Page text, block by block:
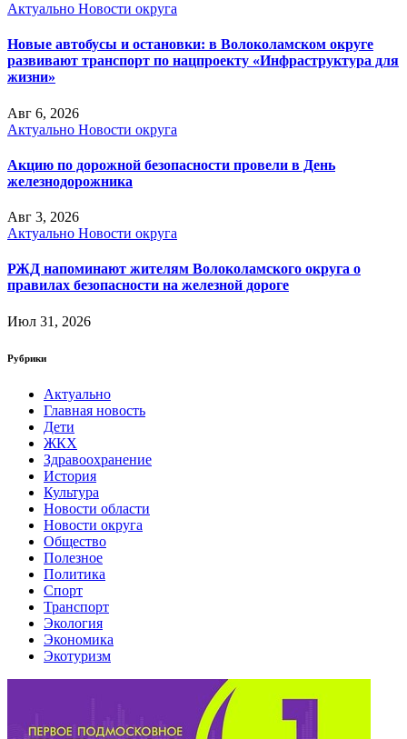
Актуально Новости округа
Новые автобусы и остановки: в Волоколамском округе
развивают транспорт по нацпроекту «Инфраструктура для
жизни»
Авг 6, 2026
Актуально Новости округа
Акцию по дорожной безопасности провели в День
железнодорожника
Авг 3, 2026
Актуально Новости округа
РЖД напоминают жителям Волоколамского округа о
правилах безопасности на железной дороге
Июл 31, 2026
Рубрики
Актуально
Главная новость
Дети
ЖКХ
Здравоохранение
История
Культура
Новости области
Новости округа
Общество
Полезное
Политика
Спорт
Транспорт
Экология
Экономика
Экотуризм